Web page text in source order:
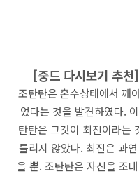
[중드 다시보기 추
조탄탄은 혼수상태에서 깨
었다는 것을 발견하였다.
탄탄은 그것이 최진이라는
틀리지 않았다. 최진은 과
을 뿐. 조탄탄은 자신을 조